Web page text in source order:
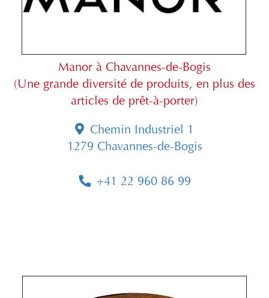
Manor à Chavannes-de-Bogis
(Une grande diversité de produits, en plus des
articles de prêt-à-porter)
Chemin Industriel 1
1279 Chavannes-de-Bogis
+41 22 960 86 99